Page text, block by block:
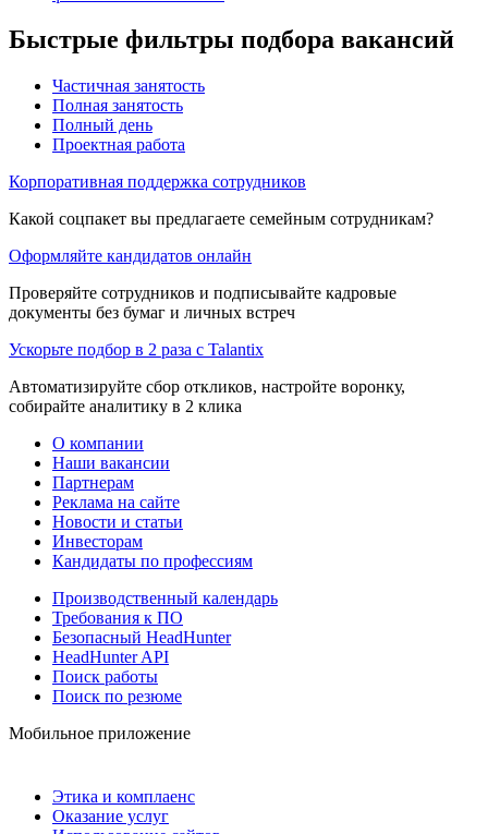
Быстрые фильтры подбора вакансий
Частичная занятость
Полная занятость
Полный день
Проектная работа
Корпоративная поддержка сотрудников
Какой соцпакет вы предлагаете семейным сотрудникам?
Оформляйте кандидатов онлайн
Проверяйте сотрудников и подписывайте кадровые
документы без бумаг и личных встреч
Ускорьте подбор в 2 раза с Talantix
Автоматизируйте сбор откликов, настройте воронку,
собирайте аналитику в 2 клика
О компании
Наши вакансии
Партнерам
Реклама на сайте
Новости и статьи
Инвесторам
Кандидаты по профессиям
Производственный календарь
Требования к ПО
Безопасный HeadHunter
HeadHunter API
Поиск работы
Поиск по резюме
Мобильное приложение
Этика и комплаенс
Оказание услуг